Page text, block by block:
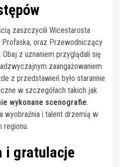
zaszczycili Wicestarosta
Profaska, oraz Przewodniczący
z uznaniem przyglądali się
zaangażowaniem
z przedstawień było starannie
w szczegółach takich jak
wykonane scenografie.
wyobraźnia i talent drzemią w
regionu.
i gratulacje